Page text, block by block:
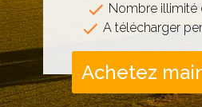
Nombre illimité
A télécharger
Achetez